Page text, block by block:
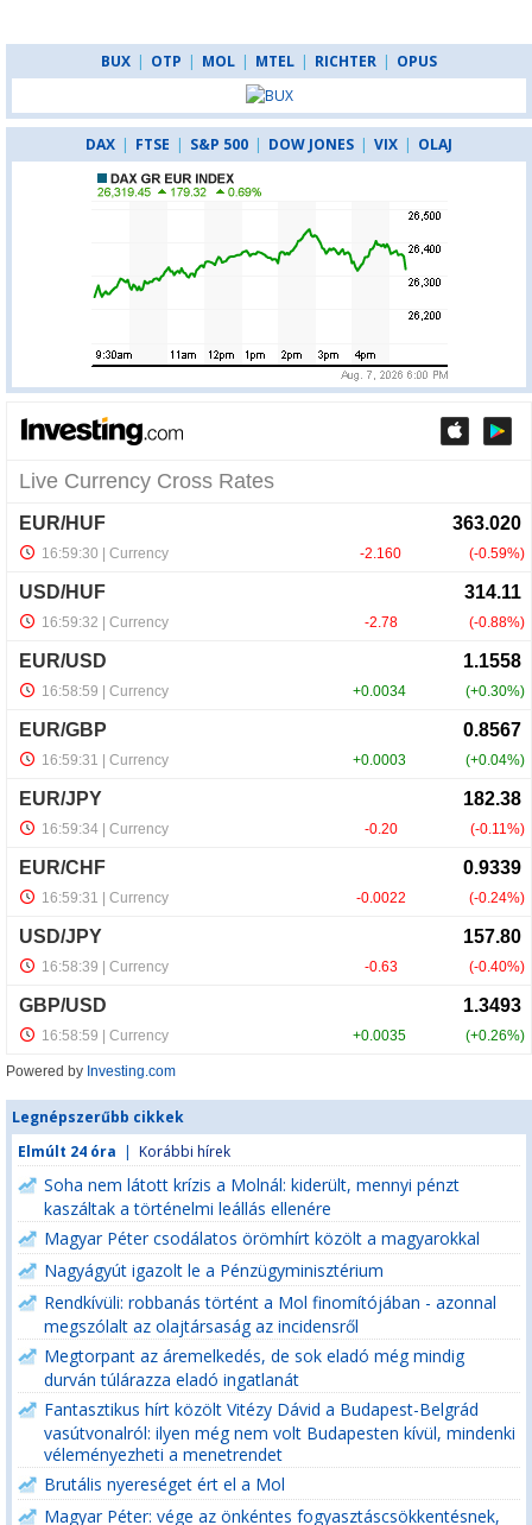
BUX | OTP | MOL | MTEL | RICHTER | OPUS
DAX | FTSE | S&P 500 | DOW JONES | VIX | OLAJ
Powered by Investing.com
Legnépszerűbb cikkek
Elmúlt 24 óra | Korábbi hírek
Soha nem látott krízis a Molnál: kiderült, mennyi pénzt
kaszáltak a történelmi leállás ellenére
Magyar Péter csodálatos örömhírt közölt a magyarokkal
Nagyágyút igazolt le a Pénzügyminisztérium
Rendkívüli: robbanás történt a Mol finomítójában - azonnal
megszólalt az olajtársaság az incidensről
Megtorpant az áremelkedés, de sok eladó még mindig
durván túlárazza eladó ingatlanát
Fantasztikus hírt közölt Vitézy Dávid a Budapest-Belgrád
vasútvonalról: ilyen még nem volt Budapesten kívül, mindenki
véleményezheti a menetrendet
Brutális nyereséget ért el a Mol
Magyar Péter: vége az önkéntes fogyasztáscsökkentésnek,